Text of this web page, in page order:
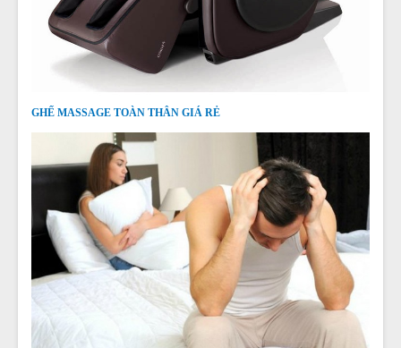
GHẾ MASSAGE TOÀN THÂN GIÁ RẺ